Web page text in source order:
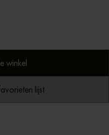
winkel
lijst